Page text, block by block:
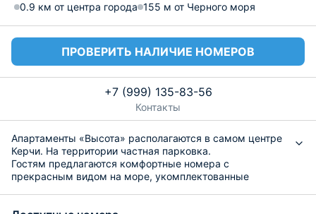
0.9 км от центра города 155 м от Черного моря
ПРОВЕРИТЬ НАЛИЧИЕ НОМЕРОВ
+7 (999) 135-83-56
Контакты
Апартаменты «Высота» располагаются в самом центре
Керчи. На территории частная парковка.
Гостям предлагаются комфортные номера с
прекрасным видом на море, укомплектованные